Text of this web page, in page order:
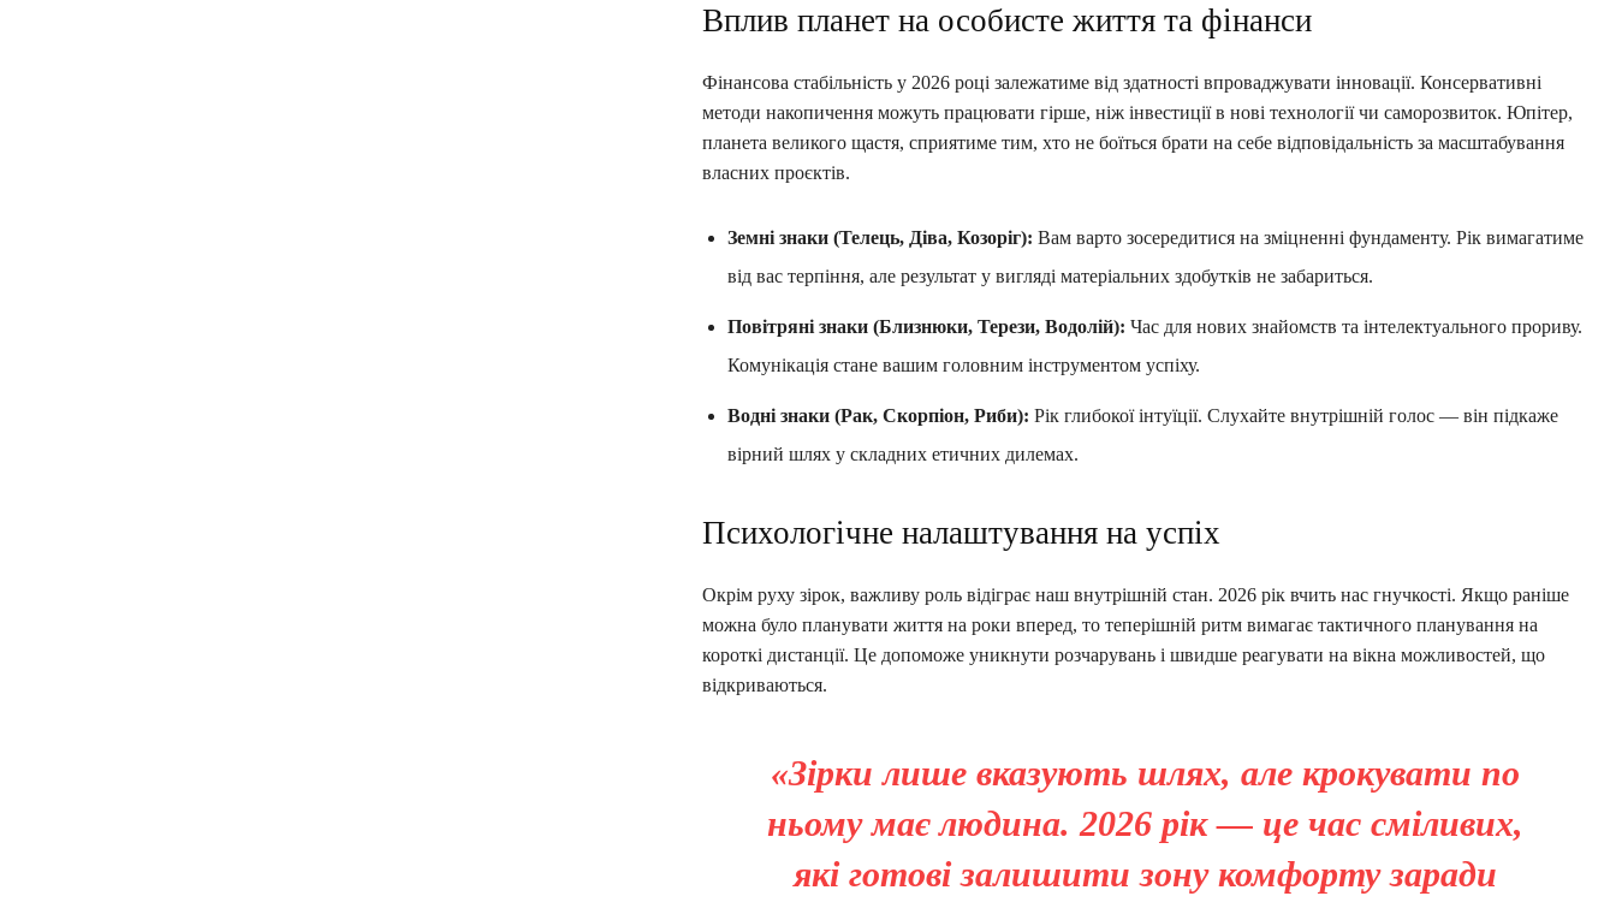
Вплив планет на особисте життя та фінанси
Фінансова стабільність у 2026 році залежатиме від здатності впроваджувати інновації. Консервативні
методи накопичення можуть працювати гірше, ніж інвестиції в нові технології чи саморозвиток. Юпітер,
планета великого щастя, сприятиме тим, хто не боїться брати на себе відповідальність за масштабування
власних проєктів.
Земні знаки (Телець, Діва, Козоріг): Вам варто зосередитися на зміцненні фундаменту. Рік вимагатиме
від вас терпіння, але результат у вигляді матеріальних здобутків не забариться.
Повітряні знаки (Близнюки, Терези, Водолій): Час для нових знайомств та інтелектуального прориву.
Комунікація стане вашим головним інструментом успіху.
Водні знаки (Рак, Скорпіон, Риби): Рік глибокої інтуїції. Слухайте внутрішній голос — він підкаже
вірний шлях у складних етичних дилемах.
Психологічне налаштування на успіх
Окрім руху зірок, важливу роль відіграє наш внутрішній стан. 2026 рік вчить нас гнучкості. Якщо раніше
можна було планувати життя на роки вперед, то теперішній ритм вимагає тактичного планування на
короткі дистанції. Це допоможе уникнути розчарувань і швидше реагувати на вікна можливостей, що
відкриваються.
«Зірки лише вказують шлях, але крокувати по
ньому має людина. 2026 рік — це час сміливих,
які готові залишити зону комфорту заради